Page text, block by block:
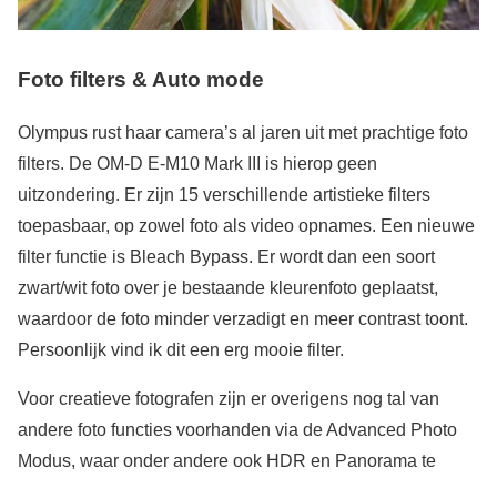
Foto filters & Auto mode
Olympus rust haar camera’s al jaren uit met prachtige foto
filters. De OM-D E-M10 Mark III is hierop geen
uitzondering. Er zijn 15 verschillende artistieke filters
toepasbaar, op zowel foto als video opnames. Een nieuwe
filter functie is Bleach Bypass. Er wordt dan een soort
zwart/wit foto over je bestaande kleurenfoto geplaatst,
waardoor de foto minder verzadigt en meer contrast toont.
Persoonlijk vind ik dit een erg mooie filter.
Voor creatieve fotografen zijn er overigens nog tal van
andere foto functies voorhanden via de Advanced Photo
Modus, waar onder andere ook HDR en Panorama te